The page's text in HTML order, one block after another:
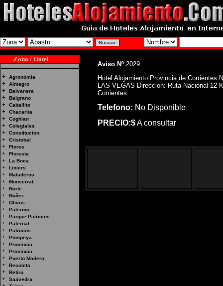
Zona / Hotel
Agronomía
Almagro
Balvanera
Belgrano
Caballito
Chacarita
Coghlan
Colegiales
Constitucion
Cristobal
Flores
Floresta
La Boca
Liniers
Mataderos
Monserrat
Norte
Nuñez
Olivos
Palermo
Parque Patricios
Paternal
Patricios
Pompeya
Procincia
Provincia
Puerto Madero
Recoleta
Retiro
Saavedra
Aviso Nº 2029
Hotel Alojamiento Provincia de Corrientes
LAS VEGAS Direccion: Ruta Nacional 12
Corrientes
Telefono: No Disponible
PRECIO:$A consultar